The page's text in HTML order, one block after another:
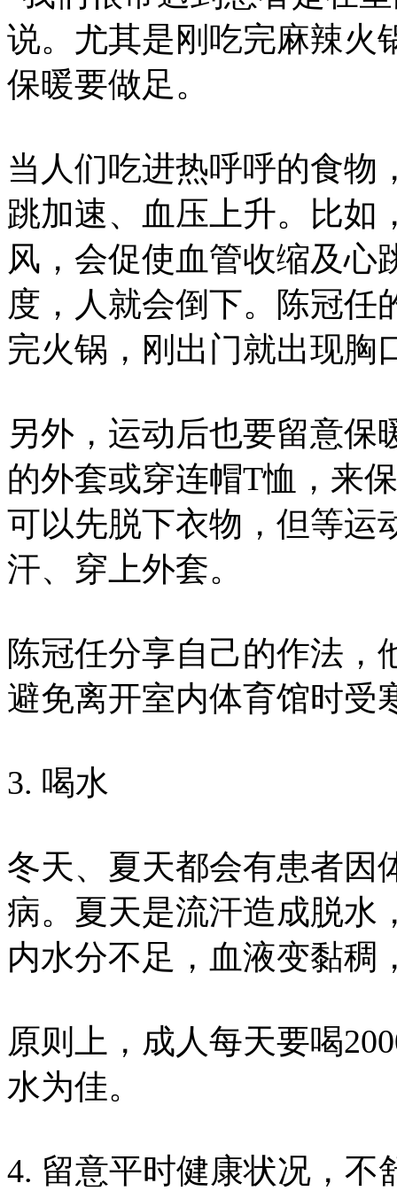
说。尤其是刚吃完麻辣火
保暖要做足。
当人们吃进热呼呼的食物
跳加速、血压上升。比如
风，会促使血管收缩及心
度，人就会倒下。陈冠任
完火锅，刚出门就出现胸
另外，运动后也要留意保
的外套或穿连帽T恤，来
可以先脱下衣物，但等运
汗、穿上外套。
陈冠任分享自己的作法，
避免离开室内体育馆时受
3. 喝水
冬天、夏天都会有患者因
病。夏天是流汗造成脱水
内水分不足，血液变黏稠
原则上，成人每天要喝
水为佳。
4. 留意平时健康状况，不